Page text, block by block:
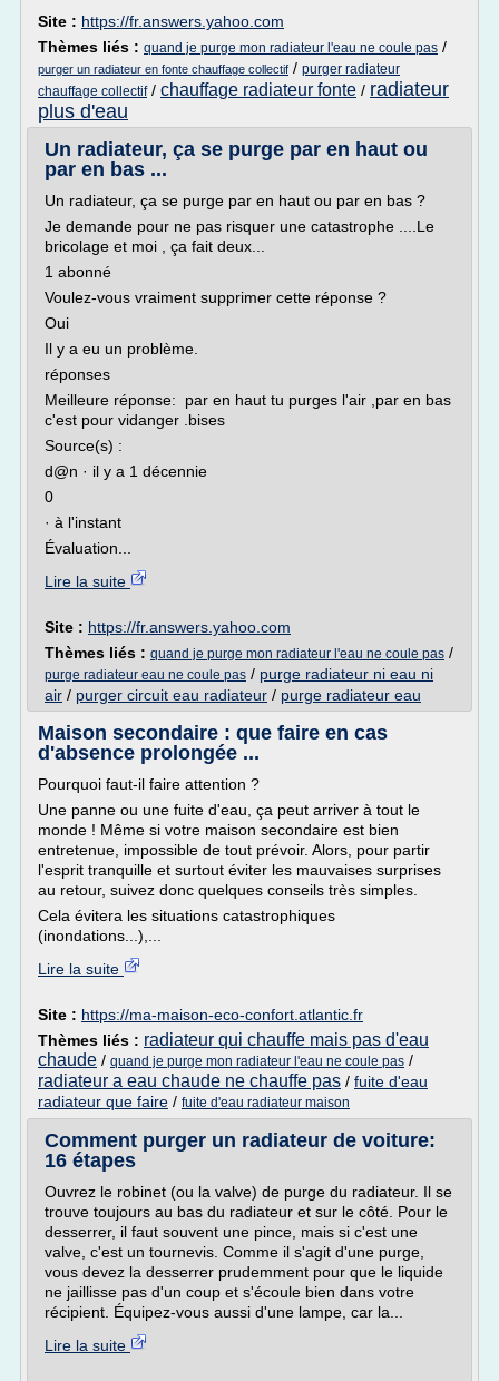
Site : https://fr.answers.yahoo.com
Thèmes liés : quand je purge mon radiateur l'eau ne coule pas /
purger un radiateur en fonte chauffage collectif / purger radiateur
chauffage collectif/ chauffage radiateur fonte / radiateur
plus d'eau
Un radiateur, ça se purge par en haut ou
par en bas ...
Un radiateur, ça se purge par en haut ou par en bas ?
Je demande pour ne pas risquer une catastrophe ....Le
bricolage et moi , ça fait deux...
1 abonné
Voulez-vous vraiment supprimer cette réponse ?
Oui
Il y a eu un problème.
réponses
Meilleure réponse: par en haut tu purges l'air ,par en bas
c'est pour vidanger .bises
Source(s) :
d@n · il y a 1 décennie
0
· à l'instant
Évaluation...
Lire la suite
Site : https://fr.answers.yahoo.com
Thèmes liés : quand je purge mon radiateur l'eau ne coule pas /
purge radiateur eau ne coule pas / purge radiateur ni eau ni
air / purger circuit eau radiateur / purge radiateur eau
Maison secondaire : que faire en cas
d'absence prolongée ...
Pourquoi faut-il faire attention ?
Une panne ou une fuite d'eau, ça peut arriver à tout le
monde ! Même si votre maison secondaire est bien
entretenue, impossible de tout prévoir. Alors, pour partir
l'esprit tranquille et surtout éviter les mauvaises surprises
au retour, suivez donc quelques conseils très simples.
Cela évitera les situations catastrophiques
(inondations...),...
Lire la suite
Site : https://ma-maison-eco-confort.atlantic.fr
Thèmes liés : radiateur qui chauffe mais pas d'eau
chaude / quand je purge mon radiateur l'eau ne coule pas /
radiateur a eau chaude ne chauffe pas / fuite d'eau
radiateur que faire / fuite d'eau radiateur maison
Comment purger un radiateur de voiture:
16 étapes
Ouvrez le robinet (ou la valve) de purge du radiateur. Il se
trouve toujours au bas du radiateur et sur le côté. Pour le
desserrer, il faut souvent une pince, mais si c'est une
valve, c'est un tournevis. Comme il s'agit d'une purge,
vous devez la desserrer prudemment pour que le liquide
ne jaillisse pas d'un coup et s'écoule bien dans votre
récipient. Équipez-vous aussi d'une lampe, car la...
Lire la suite